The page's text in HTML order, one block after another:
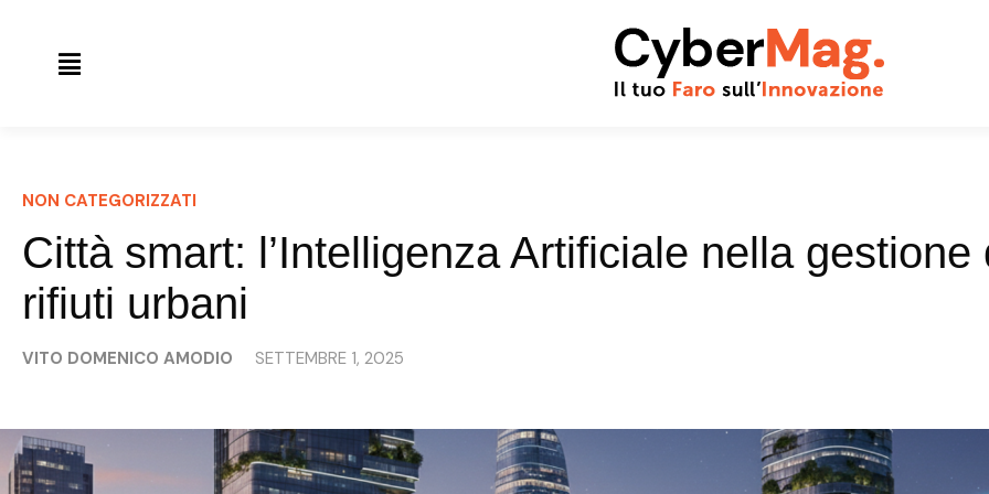
NON CATEGORIZZATI
Città smart: l’Intelligenza Artificiale nella gestione
rifiuti urbani
VITO DOMENICO AMODIO SETTEMBRE 1, 2025